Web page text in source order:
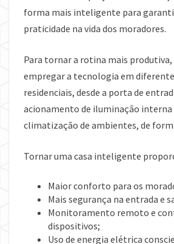
forma mais inteligente para
praticidade na vida dos moradores.
Para tornar a rotina mais produtiva,
empregar a tecnologia em
residenciais, desde a porta de
acionamento de iluminação interna
climatização de ambientes, de
Tornar uma casa inteligente
Maior conforto para os
Mais segurança na entrada e
Monitoramento remoto e
dispositivos;
Uso de energia elétrica